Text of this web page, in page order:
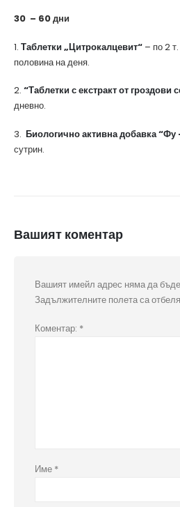
30 – 60 дни
1. Таблетки „Цитрокалцевит“ – по 2
половина на деня.
2. “Таблетки с екстракт от гроздови
дневно.
3. Биологично активна добавка “Фу
сутрин.
Вашият коментар
Вашият имейл адрес няма да
Задължителните полета са
Коментар: *
Име *